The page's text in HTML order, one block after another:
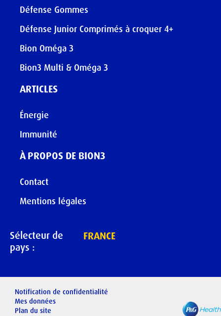
Défense Gommes
Défense Junior Comprimés à croquer 4+
Bion Oméga 3
Bion3 Multi & Oméga 3
ARTICLES
Énergie
Immunité
À PROPOS DE BION3
Contact
Mentions légales
Sélecteur de
pays :
FRANCE
Notification de confidentialité
Mes données
Plan du site